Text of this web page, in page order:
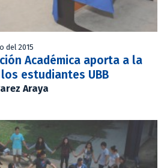
del 2015
Académica aporta a la
estudiantes UBB
Araya